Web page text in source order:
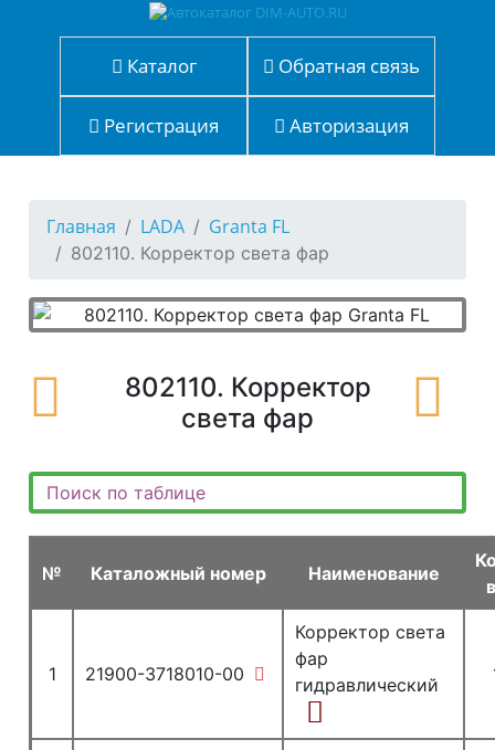
Каталог Обратная связь
Регистрация Авторизация
Главная LADA Granta FL
802110. Корректор света фар
802110. Корректор
света фар
№ Каталожный номер Наименование
1 21900-3718010-00
Корректор света
фар
гидравлический